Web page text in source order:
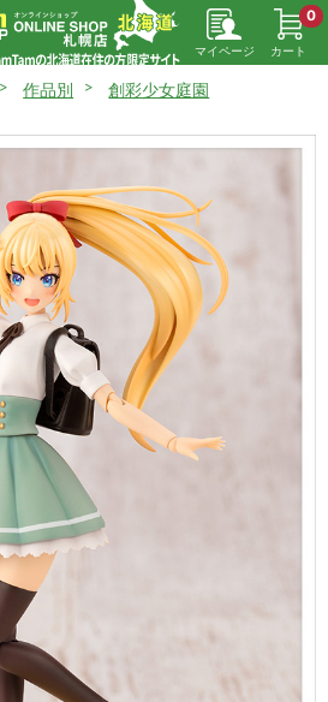
マイページ カート
0
作品別 創彩少女庭園